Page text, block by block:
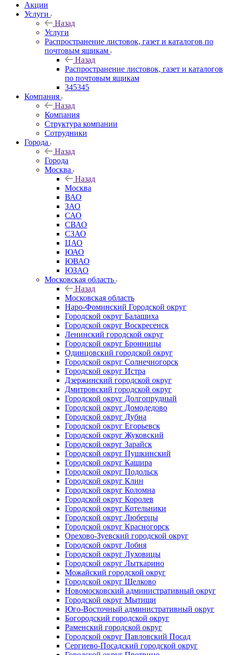
Акции
Услуги
Назад
Услуги
Распространение листовок, газет и каталогов по
почтовым ящикам
Назад
Распространение листовок, газет и каталогов
по почтовым ящикам
345345
Компания
Назад
Компания
Структура компании
Сотрудники
Города
Назад
Города
Москва
Назад
Москва
ВАО
ЗАО
САО
СВАО
СЗАО
ЦАО
ЮАО
ЮВАО
ЮЗАО
Московская область
Назад
Московская область
Наро-Фоминский Городской округ
Городской округ Балашиха
Городской округ Воскресенск
Ленинский городской округ
Городской округ Бронницы
Одинцовский городской округ
Городской округ Солнечногорск
Городской округ Истра
Дзержинский городской округ
Дмитровский городской округ
Городской округ Долгопрудный
Городской округ Домодедово
Городской округ Дубна
Городской округ Егорьевск
Городской округ Жуковский
Городской округ Зарайск
Городской округ Пушкинский
Городской округ Кашира
Городской округ Подольск
Городской округ Клин
Городской округ Коломна
Городской округ Королев
Городской округ Котельники
Городской округ Люберцы
Городской округ Красногорск
Орехово-Зуевский городской округ
Городской округ Лобня
Городской округ Луховицы
Городской округ Лыткарино
Можайский городской округ
Городской округ Щелково
Новомосковский административный округ
Городской округ Мытищи
Юго-Восточный административный округ
Богородский городской округ
Раменский городской округ
Городской округ Павловский Посад
Сергиево-Посадский городской округ